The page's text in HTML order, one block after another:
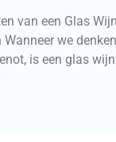
van een Glas
we
is een glas